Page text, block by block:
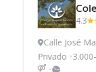
4.3
Calle José
quez
Privado